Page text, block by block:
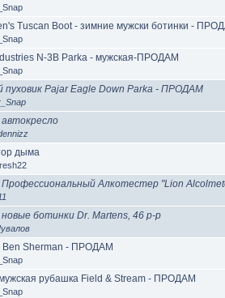
Tuscan Boot - зимние мужски ботинки -
N-3B Parka - мужская-ПРОДАМ
пуховик Pajar Eagle Down Parka - ПРОДАМ
дыма
Алкотестер "Lion
ботинки Dr. Martens, 46 р-р
Ben Sherman - ПРОДАМ
рубашка Field & Stream - ПРОДАМ